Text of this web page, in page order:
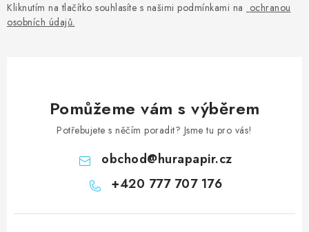
Kliknutím na tlačítko souhlasíte s našimi podmínkami na ochranou
osobních údajů.
Pomůžeme vám s výběrem
Potřebujete s něčím poradit? Jsme tu pro vás!
obchod@hurapapir.cz
+420 777 707 176